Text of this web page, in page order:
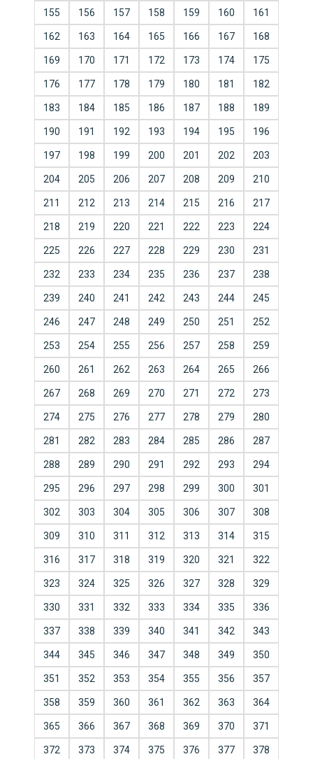
155 156 157 158 159 160 161
162 163 164 165 166 167 168
169 170 171 172 173 174 175
176 177 178 179 180 181 182
183 184 185 186 187 188 189
190 191 192 193 194 195 196
197 198 199 200 201 202 203
204 205 206 207 208 209 210
211 212 213 214 215 216 217
218 219 220 221 222 223 224
225 226 227 228 229 230 231
232 233 234 235 236 237 238
239 240 241 242 243 244 245
246 247 248 249 250 251 252
253 254 255 256 257 258 259
260 261 262 263 264 265 266
267 268 269 270 271 272 273
274 275 276 277 278 279 280
281 282 283 284 285 286 287
288 289 290 291 292 293 294
295 296 297 298 299 300 301
302 303 304 305 306 307 308
309 310 311 312 313 314 315
316 317 318 319 320 321 322
323 324 325 326 327 328 329
330 331 332 333 334 335 336
337 338 339 340 341 342 343
344 345 346 347 348 349 350
351 352 353 354 355 356 357
358 359 360 361 362 363 364
365 366 367 368 369 370 371
372 373 374 375 376 377 378